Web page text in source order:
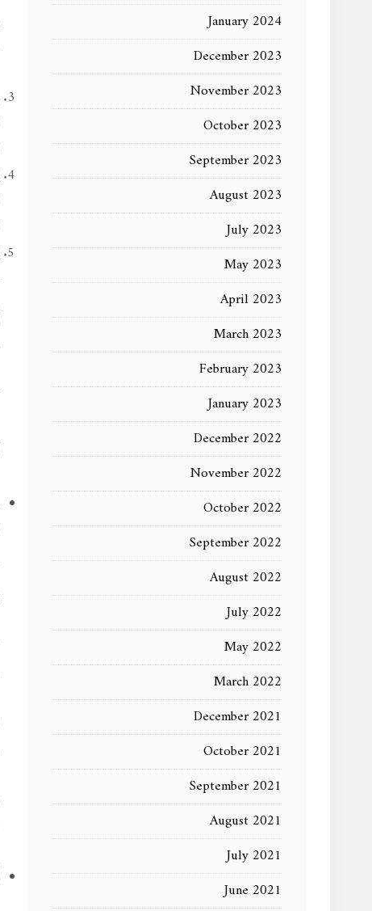
January 2024
December 2023
November 2023
October 2023
September 2023
August 2023
July 2023
May 2023
April 2023
March 2023
February 2023
January 2023
December 2022
November 2022
October 2022
September 2022
August 2022
July 2022
May 2022
March 2022
December 2021
October 2021
September 2021
August 2021
July 2021
June 2021